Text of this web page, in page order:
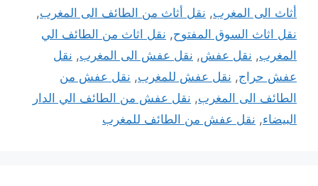
أثاث الى المغرب, نقل أثاث من الطائف الى المغرب,
نقل اثاث السوق المفتوح, نقل اثاث من الطائف الي
المغرب, نقل عفش, نقل عفش الى المغرب, نقل
عفش حراج, نقل عفش للمغرب, نقل عفش من
الطائف الى المغرب, نقل عفش من الطائف الي الدار
البيضاء, نقل عفش من الطائف للمغرب